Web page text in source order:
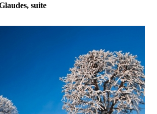
suite